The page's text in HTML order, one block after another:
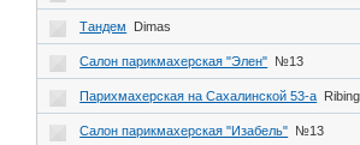
Тандем Dimas
Салон парикмахерская "Элен" №13
Парихмахерская на Сахалинской 53-а
Салон парикмахерская "Изабель" №13